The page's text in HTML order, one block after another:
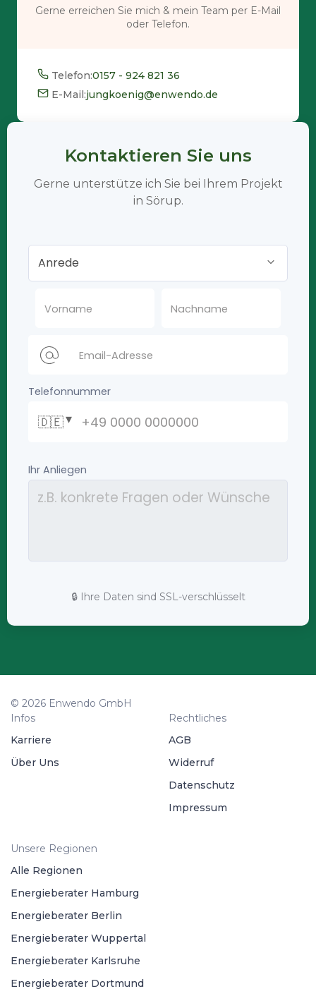
Gerne erreichen Sie mich & mein Team per E-Mail
oder Telefon.
Telefon:0157 - 924 821 36
E-Mail:jungkoenig@enwendo.de
Kontaktieren Sie uns
Gerne unterstütze ich Sie bei Ihrem Projekt
in Sörup.
🔒 Ihre Daten sind SSL-verschlüsselt
© 2026 Enwendo GmbH
Infos
Karriere
Über Uns
Rechtliches
AGB
Widerruf
Datenschutz
Impressum
Unsere Regionen
Alle Regionen
Energieberater Hamburg
Energieberater Berlin
Energieberater Wuppertal
Energieberater Karlsruhe
Energieberater Dortmund